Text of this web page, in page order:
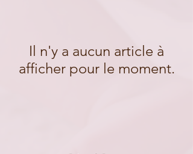
Il n'y a aucun article à
afficher pour le moment.